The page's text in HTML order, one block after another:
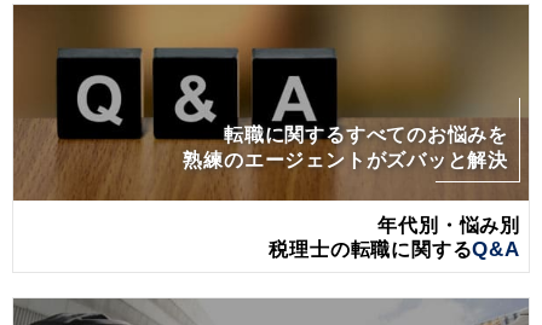
転職に関するすべてのお悩みを
熟練のエージェントがズバッと解決
年代別・悩み別
税理士の転職に関するQ&A